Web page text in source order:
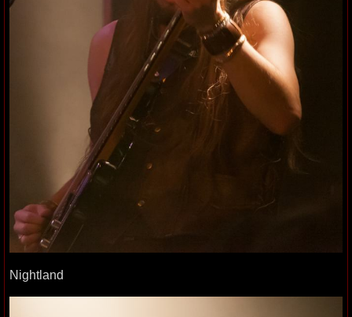
Nightland